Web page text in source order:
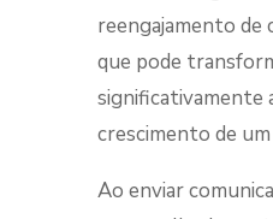
reengajamento de
que pode
significativamente
crescimento de um
Ao enviar